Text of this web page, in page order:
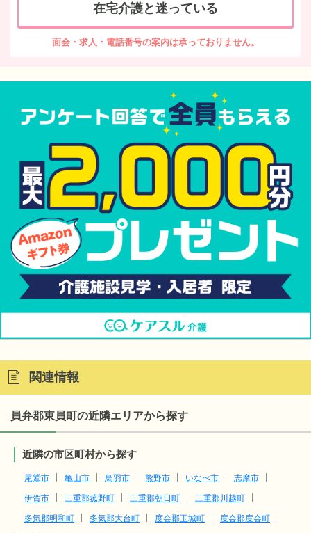
在宅介護と迷っている
面会・求人・電話番号の案内は承っておりません。
関連情報
員弁郡東員町の近隣エリアから探す
近隣の市区町村から探す
尾鷲市 亀山市 鳥羽市 熊野市 いなべ市
志摩市
伊賀市
三重郡菰野町 三重郡朝日町
三重郡川越町
多気郡明和町
多気郡大台町 度会郡玉城町 度会郡度会町